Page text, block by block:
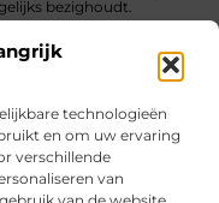
technologieën
en om uw ervaring
verschillende
van
bezighoudt.